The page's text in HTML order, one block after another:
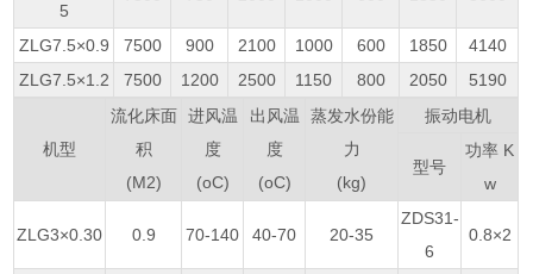
5
ZLG7.5×0.9 7500 900 2100 1000 600 1850
4140
ZLG7.5×1.2
7500 1200 2500 1150 800 2050 5190
机型
流化床面
积
(M2)
进风温
度
(oC)
出风温
度
(oC)
蒸发水份能
力
(kg)
振动电机
型号
功率 K
w
ZLG3×0.30 0.9 70-140 40-70 20-35
ZDS31-
6
0.8×2